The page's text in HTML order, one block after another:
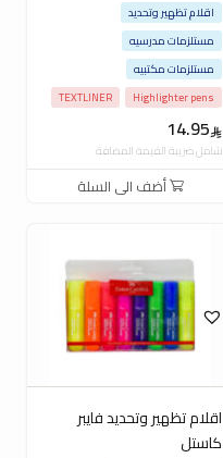
14.95
اقلام تظهير وتحديد
مستلزمات مدرسيه
مستلزمات مكتبيه
Highlighter pens
TEXTLINER
شامل ضريبة القيمة المضافة
أضف الى السلة
اقلام تظهير وتحديد فايبر
كاستل